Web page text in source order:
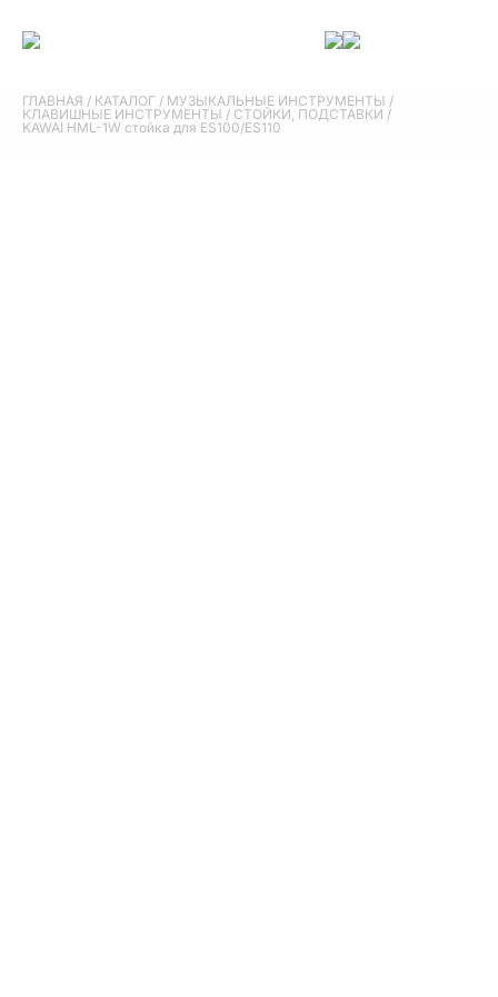
ГЛАВНАЯ / КАТАЛОГ / МУЗЫКАЛЬНЫЕ ИНСТРУМЕНТЫ /
КЛАВИШНЫЕ ИНСТРУМЕНТЫ / СТОЙКИ, ПОДСТАВКИ /
KAWAI HML-1W стойка для ES100/ES110